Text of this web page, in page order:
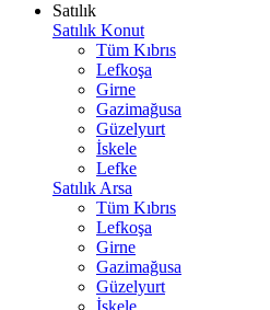
Satılık
Satılık Konut
Tüm Kıbrıs
Lefkoşa
Girne
Gazimağusa
Güzelyurt
İskele
Lefke
Satılık Arsa
Tüm Kıbrıs
Lefkoşa
Girne
Gazimağusa
Güzelyurt
İskele